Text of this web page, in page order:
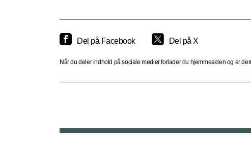
Del på Facebook Del på X
Når du deler indhold på sociale medier forlader du hjemmesiden og er